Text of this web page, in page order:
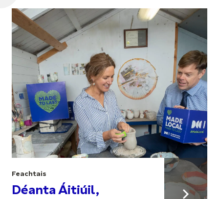
Feachtais
Déanta Áitiúil,